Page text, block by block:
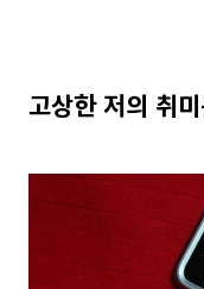
고상한 저의 취